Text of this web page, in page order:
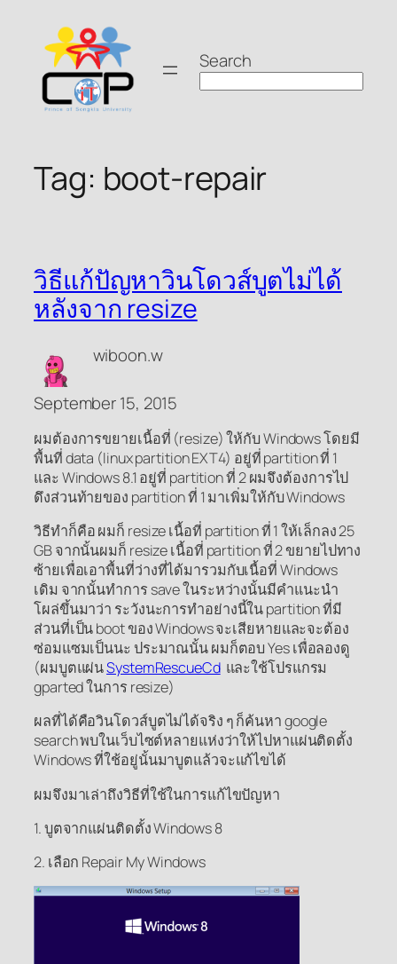
content
Search
Tag: boot-repair
วิธีแก้ปัญหาวินโดวส์บูตไม่ได้
หลังจาก resize
wiboon.w
September 15, 2015
ผมต้องการขยายเนื้อที่ (resize) ให้กับ Windows โดยมี
พื้นที่ data (linux partition EXT4) อยู่ที่ partition ที่ 1
และ Windows 8.1 อยู่ที่ partition ที่ 2 ผมจึงต้องการไป
ดึงส่วนท้ายของ partition ที่ 1 มาเพิ่มให้กับ Windows
วิธีทำก็คือ ผมก็ resize เนื้อที่ partition ที่ 1 ให้เล็กลง 25
GB จากนั้นผมก็ resize เนื้อที่ partition ที่ 2 ขยายไปทาง
ซ้ายเพื่อเอาพื้นที่ว่างที่ได้มารวมกับเนื้อที่ Windows
เดิม จากนั้นทำการ save ในระหว่างนั้นมีคำแนะนำ
โผล่ขึ้นมาว่า ระวังนะการทำอย่างนี้ใน partition ที่มี
ส่วนที่เป็น boot ของ Windows จะเสียหายและจะต้อง
ซ่อมแซมเป็นนะ ประมาณนั้น ผมก็ตอบ Yes เพื่อลองดู
(ผมบูตแผ่นSystemRescueCdและใช้โปรแกรม
gparted ในการ resize)
ผลที่ได้คือวินโดวส์บูตไม่ได้จริง ๆ ก็ค้นหา google
search พบในเว็บไซต์หลายแห่งว่าให้ไปหาแผ่นติดตั้ง
Windows ที่ใช้อยู่นั้นมาบูตแล้วจะแก้ไขได้
ผมจึงมาเล่าถึงวิธีที่ใช้ในการแก้ไขปัญหา
1. บูตจากแผ่นติดตั้ง Windows 8
2. เลือก Repair My Windows